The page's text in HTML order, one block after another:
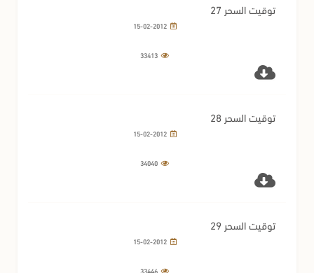
توقيت السحر 27
15-02-2012
توقيت السحر 28
15-02-2012
توقيت السحر 29
15-02-2012